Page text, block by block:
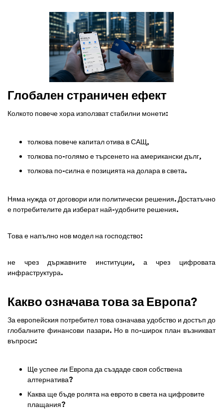
Глобален страничен ефект
Колкото повече хора използват стабилни монети:
толкова повече капитал отива в САЩ,
толкова по-голямо е търсенето на американски дълг,
толкова по-силна е позицията на долара в света.
Няма нужда от договори или политически решения. Достатъчно
е потребителите да изберат най-удобните решения.
Това е напълно нов модел на господство:
не чрез държавните институции, а чрез цифровата
инфраструктура.
Какво означава това за Европа?
За европейския потребител това означава удобство и достъп до
глобалните финансови пазари. Но в по-широк план възникват
въпроси:
Ще успее ли Европа да създаде своя собствена
алтернатива?
Каква ще бъде ролята на еврото в света на цифровите
плащания?